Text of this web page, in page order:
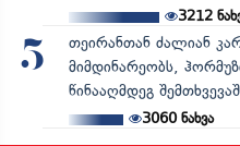
3212
5
თეირანთან ძალიან
მიმდინარეობს,
წინააღმდეგ
3060ნახვა